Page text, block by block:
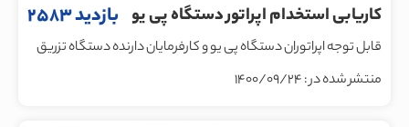
کاریابی استخدام اپراتور دستگاه پی یو بازدید 2583
قابل توجه اپراتوران دستگاه پی یو و کارفرمایان دارنده دستگاه تزریق
پی یو
منتشر شده در : 1400/09/24